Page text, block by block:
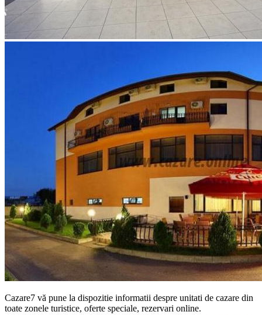
Cazare7 vă pune la dispozitie informatii despre unitati de cazare din
toate zonele turistice, oferte speciale, rezervari online.